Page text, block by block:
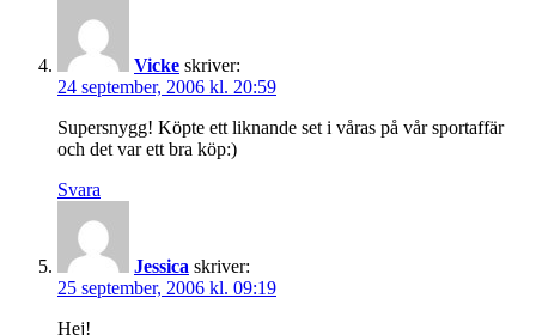
Vicke skriver:
24 september, 2006 kl. 20:59
Supersnygg! Köpte ett liknande set i våras på vår sportaffär
och det var ett bra köp:)
Svara
Jessica skriver:
25 september, 2006 kl. 09:19
Hej!